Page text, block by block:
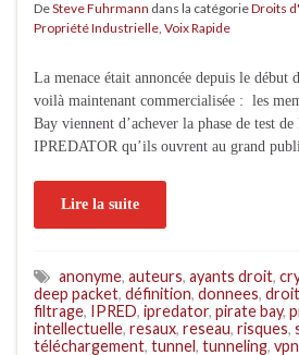
DeSteve Fuhrmann dans la catégorieDroits
Propriété Industrielle Voix Rapide
La menace était annoncée depuis le début
voilà maintenant commercialisée : les
Bay viennent d’achever la phase de test
IPREDATOR qu’ils ouvrent au grand
Lire la suite
anonyme, auteurs, ayants droit,
deep packet, définition, donnees,
filtrage, IPRED, ipredator, pirate bay,
intellectuelle, resaux, reseau, risques,
téléchargement, tunnel, tunneling, vpn